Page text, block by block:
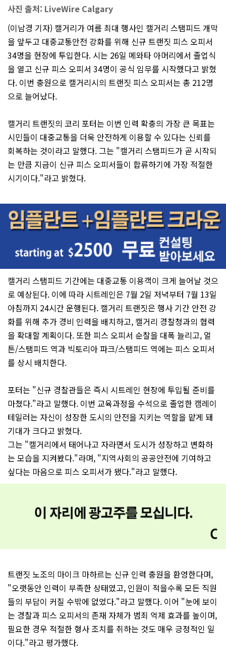
사진 출처: LiveWire Calgary
(이남경 기자) 캘거리가 여름 최대 행사인 캘거리 스탬피드 개막
을 앞두고 대중교통안전 강화를 위해 신규 트랜짓 피스 오피서
34명을 현장에 투입한다. 시는 26일 메와타 아머리에서 졸업식
을 열고 신규 피스 오피서 34명이 공식 임무를 시작했다고 밝혔
다. 이번 충원으로 캘거리시의 트랜짓 피스 오피서는 총 212명
으로 늘어났다.
캘거리 트랜짓의 코리 포터는 이번 인력 확충의 가장 큰 목표는
시민들이 대중교통을 더욱 안전하게 이용할 수 있다는 신뢰를
회복하는 것이라고 말했다. 그는 "캘거리 스탬피드가 곧 시작되
는 만큼 지금이 신규 피스 오피서들이 합류하기에 가장 적절한
시기이다."라고 밝혔다.
캘거리 스탬피드 기간에는 대중교통 이용객이 크게 늘어날 것으
로 예상된다. 이에 따라 시트레인은 7월 2일 저녁부터 7월 13일
아침까지 24시간 운행된다. 캘거리 트랜짓은 행사 기간 안전 강
화를 위해 추가 경비 인력을 배치하고, 캘거리 경찰청과의 협력
을 확대할 계획이다. 또한 피스 오피서 순찰을 대폭 늘리고, 얼
튼/스탬피드 역과 빅토리아 파크/스탬피드 역에는 피스 오피서
를 상시 배치한다.
포터는 "신규 경찰관들은 즉시 시트레인 현장에 투입될 준비를
마쳤다."라고 말했다. 이번 교육과정을 수석으로 졸업한 캠레이
테일러는 자신이 성장한 도시의 안전을 지키는 역할을 맡게 돼
기대가 크다고 밝혔다.
그는 "캘거리에서 태어나고 자라면서 도시가 성장하고 변화하
는 모습을 지켜봤다."라며, "지역사회의 공공안전에 기여하고
싶다는 마음으로 피스 오피서가 됐다."라고 말했다.
트랜짓 노조의 마이크 마하르는 신규 인력 충원을 환영한다며,
"오랫동안 인력이 부족한 상태였고, 인원이 적을수록 모든 직원
들의 부담이 커질 수밖에 없었다."라고 말했다. 이어 "눈에 보이
는 경찰과 피스 오피서의 존재 자체가 범죄 억제 효과를 높이며,
필요한 경우 적절한 형사 조치를 취하는 것도 매우 긍정적인 일
이다."라고 평가했다.